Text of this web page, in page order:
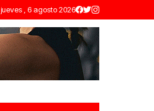
jueves , 6 agosto 2026